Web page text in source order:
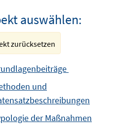
auswählen:
zurücksetzen
und
der Maßnahmen